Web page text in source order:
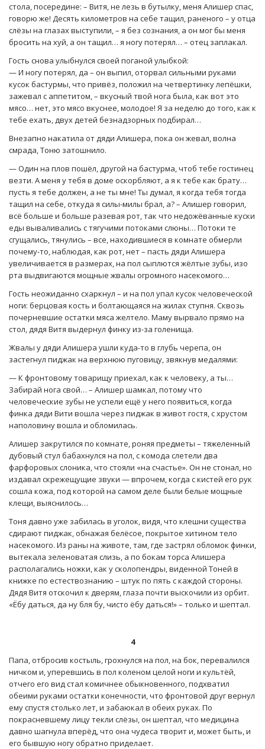
стола, посередине: – Витя, не лезь в бутылку, меня Алишер спас,
говорю же! Десять километров на себе тащил, раненого – у отца
слёзы на глазах выступили, – я без сознания, а он мог бы меня
бросить на хуй, а он тащил… я ногу потерял… – отец заплакал.
Гость снова улыбнулся своей поганой улыбкой:
— И ногу потерял, да – он выпил, оторвал сильными руками
кусок бастурмы, что привёз, положил на четвертинку лепёшки,
зажевал с аппетитом, – вкусный твой нога была, как вот это
мясо… нет, это мясо вкуснее, молодое! Я за неделю до того, как к
тебе ехать, двух детей безнадзорных подбирал…
Внезапно накатила от дяди Алишера, пока он жевал, волна
смрада, Тоню затошнило.
— Один на плов пошёл, другой на бастурма, чтоб тебе гостинец
везти. А меня у тебя в доме оскорбляют, а я к тебе как брату…
пусть я тебе должен, а не ты мне! Ты думал, я когда тебя тогда
тащил на себе, откуда я силы-милы брал, а? – Алишер говорил,
всё больше и больше разевая рот, так что недожёванные куски
еды вываливались с тягучими потоками слюны… Потоки те
сгущались, тянулись – все, находившиеся в комнате обмерли
почему-то, наблюдая, как рот, нет – пасть дяди Алишера
увеличивается в размерах, на пол сыплются жёлтые зубы, изо
рта выдвигаются мощные жвалы огромного насекомого…
Гость неожиданно схаркнул – и на пол упал кусок человеческой
ноги: берцовая кость и болтающаяся на жилах ступня. Сквозь
почерневшие остатки мяса желтело. Маму вырвало прямо на
стол, дядя Витя выдернул финку из-за голенища.
Жвалы у дяди Алишера ушли куда-то в глубь черепа, он
застегнул пиджак на верхнюю пуговицу, звякнув медалями:
— К фронтовому товарищу приехал, как к человеку, а ты…
Забирай нога свой… – Алишер шамкал, потому что
человеческие зубы не успели ещё у него появиться, когда
финка дяди Вити вошла через пиджак в живот гостя, с хрустом
наполовину вошла и обломилась.
Алишер закрутился по комнате, роняя предметы – тяжеленный
дубовый стул бабахнулся на пол, с комода слетели два
фарфоровых слоника, что стояли «на счастье». Он не стонал, но
издавал скрежещущие звуки — впрочем, когда с кистей его рук
сошла кожа, под которой на самом деле были белые мощные
клещи, выяснилось…
Тоня давно уже забилась в уголок, видя, что клешни существа
сдирают пиджак, обнажая белёсое, покрытое хитином тело
насекомого. Из раны на животе, там, где застрял обломок финки,
вытекала зеленоватая слизь, а по бокам торса Алишера
располагались ножки, как у сколопендры, виденной Тоней в
книжке по естествознанию – штук по пять с каждой стороны.
Дядя Витя отскочил к дверям, глаза почти выскочили из орбит.
«Ёбу даться, да ну бля бу, чисто ёбу даться!» – только и шептал.
4
Папа, отбросив костыль, грохнулся на пол, на бок, перевалился
ничком и, уперевшись в пол коленом целой ноги и культёй,
отчего его вид стал комичнее обыкновенного, подхватил
обеими руками остатки конечности, что фронтовой друг вернул
ему спустя столько лет, и забаюкал в обеих руках. По
покрасневшему лицу текли слёзы, он шептал, что медицина
давно шагнула вперёд, что она чудеса творит и, может быть, и
его бывшую ногу обратно приделает.